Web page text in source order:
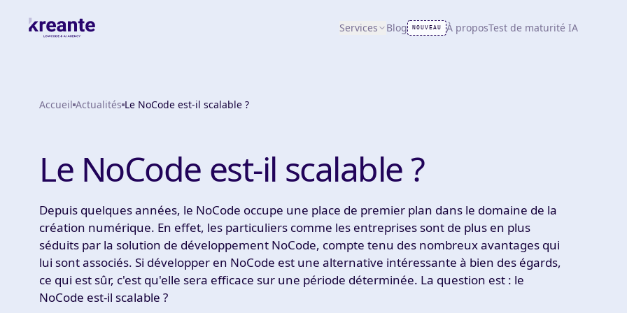
Services Blog NOUVEAU À proposTest de maturité IA
Accueil Actualités Le NoCode est-il scalable ?
Le NoCode est-il scalable ?
Depuis quelques années, le NoCode occupe une place de premier plan dans le domaine de la
création numérique. En effet, les particuliers comme les entreprises sont de plus en plus
séduits par la solution de développement NoCode, compte tenu des nombreux avantages qui
lui sont associés. Si développer en NoCode est une alternative intéressante à bien des égards,
ce qui est sûr, c'est qu'elle sera efficace sur une période déterminée. La question est : le
NoCode est-il scalable ?